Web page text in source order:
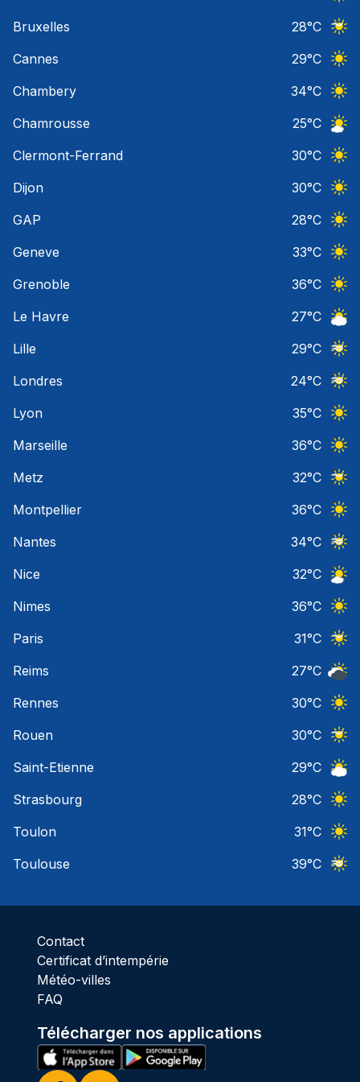
Bruxelles
28°C
Cannes
29°C
Chambery
34°C
Chamrousse
25°C
Clermont-Ferrand
30°C
Dijon
30°C
GAP
28°C
Geneve
33°C
Grenoble
36°C
Le Havre
27°C
Lille
29°C
Londres
24°C
Lyon
35°C
Marseille
36°C
Metz
32°C
Montpellier
36°C
Nantes
34°C
Nice
32°C
Nimes
36°C
Paris
31°C
Reims
27°C
Rennes
30°C
Rouen
30°C
Saint-Etienne
29°C
Strasbourg
28°C
Toulon
31°C
Toulouse
39°C
Contact
Certificat d’intempérie
Météo-villes
FAQ
Télécharger nos applications